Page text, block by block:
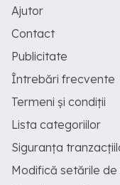
Ajutor
Contact
Publicitate
Întrebări frecvente
Termeni și condiții
Lista categoriilor
Siguranța
Modifică setările